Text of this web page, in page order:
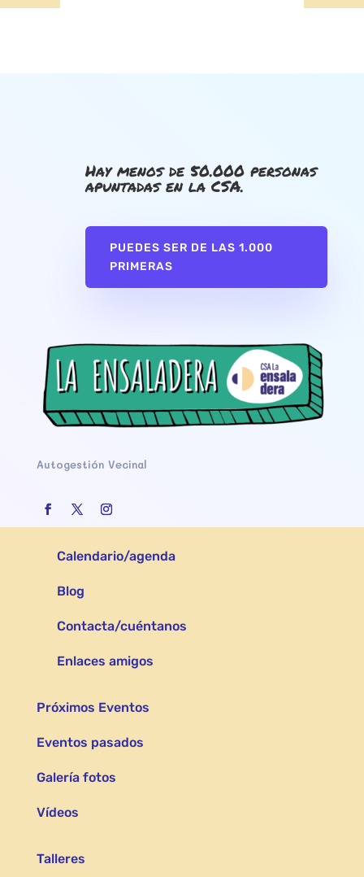
Hay menos de 50.000 personas
apuntadas en la CSA.
PUEDES SER DE LAS 1.000
PRIMERAS
Autogestión Vecinal
Calendario/agenda
Blog
Contacta/cuéntanos
Enlaces amigos
Próximos Eventos
Eventos pasados
Galería fotos
Vídeos
Talleres